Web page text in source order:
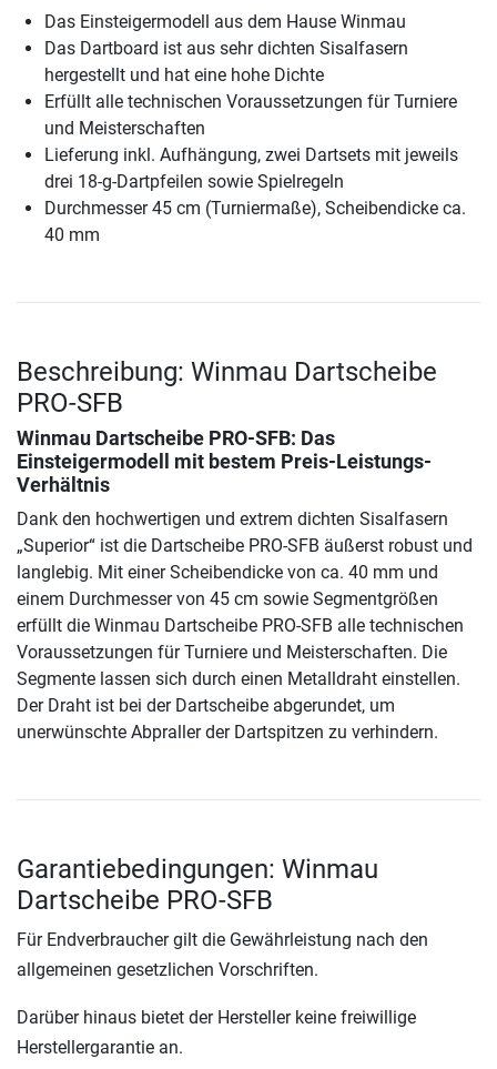
Das Einsteigermodell aus dem Hause Winmau
Das Dartboard ist aus sehr dichten Sisalfasern
hergestellt und hat eine hohe Dichte
Erfüllt alle technischen Voraussetzungen für Turniere
und Meisterschaften
Lieferung inkl. Aufhängung, zwei Dartsets mit jeweils
drei 18-g-Dartpfeilen sowie Spielregeln
Durchmesser 45 cm (Turniermaße), Scheibendicke ca.
40 mm
Beschreibung: Winmau Dartscheibe
PRO-SFB
Winmau Dartscheibe PRO-SFB: Das
Einsteigermodell mit bestem Preis-Leistungs-
Verhältnis
Dank den hochwertigen und extrem dichten Sisalfasern
„Superior“ ist die Dartscheibe PRO-SFB äußerst robust und
langlebig. Mit einer Scheibendicke von ca. 40 mm und
einem Durchmesser von 45 cm sowie Segmentgrößen
erfüllt die Winmau Dartscheibe PRO-SFB alle technischen
Voraussetzungen für Turniere und Meisterschaften. Die
Segmente lassen sich durch einen Metalldraht einstellen.
Der Draht ist bei der Dartscheibe abgerundet, um
unerwünschte Abpraller der Dartspitzen zu verhindern.
Garantiebedingungen: Winmau
Dartscheibe PRO-SFB
Für Endverbraucher gilt die Gewährleistung nach den
allgemeinen gesetzlichen Vorschriften.
Darüber hinaus bietet der Hersteller keine freiwillige
Herstellergarantie an.